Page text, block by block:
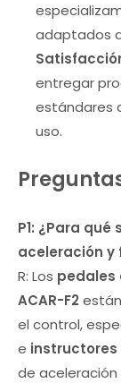
adaptados
entregar
estándares
uso.
P1: ¿Para
aceleración y
R: Los pedales
ACAR-F2
el control,
e instructores
de